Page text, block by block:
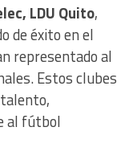
LDU Quito,
de éxito en el
representado al
Estos clubes
al fútbol